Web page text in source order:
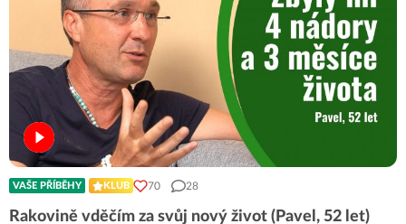
VAŠE PŘÍBĚHY KLUB 70 28
Rakovině vděčím za svůj nový život (Pavel, 52 let)